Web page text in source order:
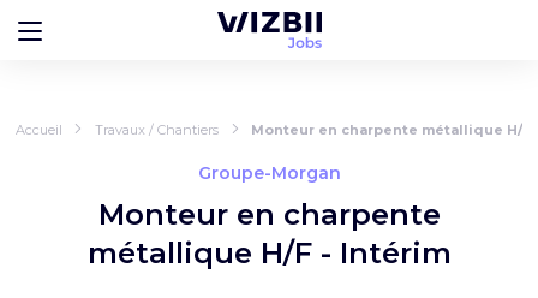
Accueil Travaux / Chantiers Monteur en charpente métallique H/F
Groupe-Morgan
Monteur en charpente
métallique H/F - Intérim